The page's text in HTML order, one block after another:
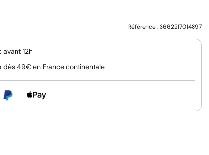
Référence :3662217014897
12h
49€ en France continentale